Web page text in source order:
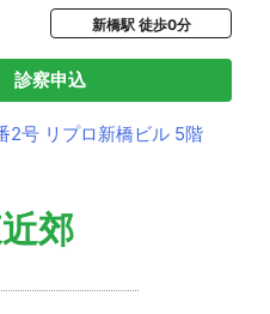
新橋駅 徒歩0分
診察申込
2号 リプロ新橋ビル 5階
郊